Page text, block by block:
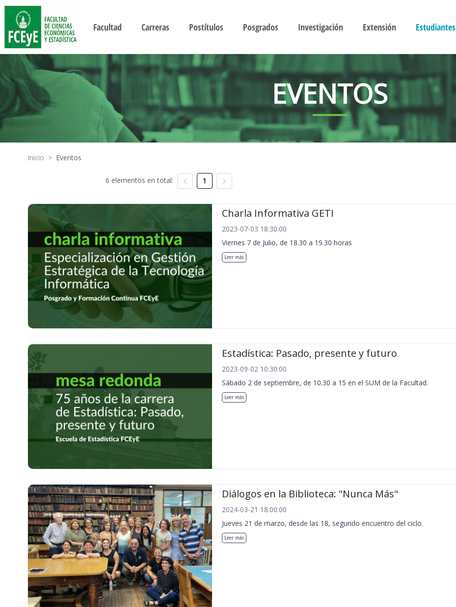
Facultad Carreras Postítulos Posgrados Investigación Extensión Estudiantes
EVENTOS
Inicio > Eventos
6 elementos en total: 1
Charla Informativa GETI
2023-07-03 18:30:00
Viernes 7 de Julio, de 18.30 a 19.30 horas
Leer más
Estadística: Pasado, presente y futuro
2023-09-02 10:30:00
Sábado 2 de septiembre, de 10.30 a 15 en el SUM de la Facultad.
Leer más
Diálogos en la Biblioteca: "Nunca Más"
2024-03-21 18:00:00
Jueves 21 de marzo, desde las 18, segundo encuentro del ciclo.
Leer más